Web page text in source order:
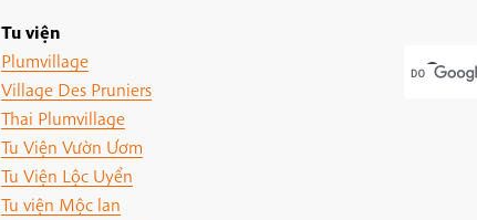
Tu viện
Plumvillage
Village Des Pruniers
Thai Plumvillage
Tu Viện Vườn Ươm
Tu Viện Lộc Uyển
Tu viện Mộc lan